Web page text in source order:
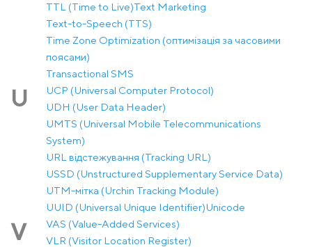
TTL (Time to Live)Text Marketing
Text-to-Speech (TTS)
Time Zone Optimization (оптимізація за часовими
поясами)
Transactional SMS
U
UCP (Universal Computer Protocol)
UDH (User Data Header)
UMTS (Universal Mobile Telecommunications
System)
URL відстежування (Tracking URL)
USSD (Unstructured Supplementary Service Data)
UTM-мітка (Urchin Tracking Module)
UUID (Universal Unique Identifier)Unicode
V
VAS (Value-Added Services)
VLR (Visitor Location Register)